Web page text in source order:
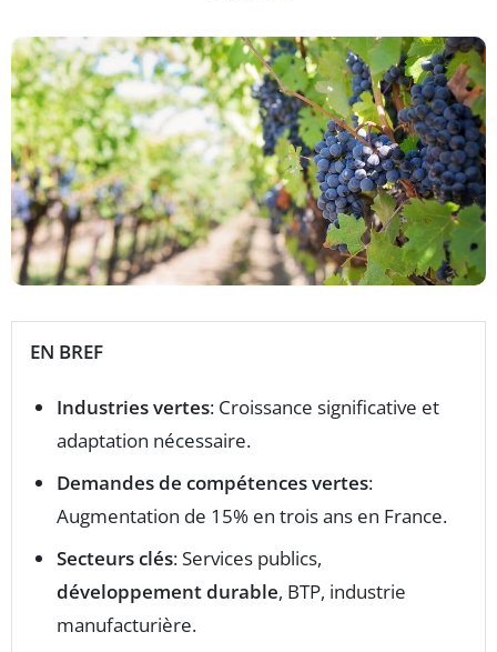
EN BREF
Industries vertes: Croissance significative et
adaptation nécessaire.
Demandes de compétences vertes:
Augmentation de 15% en trois ans en France.
Secteurs clés: Services publics,
développement durable, BTP, industrie
manufacturière.